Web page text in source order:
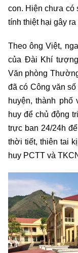
con. Hiện chưa có
tính thiệt hại gây
Theo ông Việt,
của Đài Khí
Văn phòng
đã có Công văn
huyện, thành phố
huy để chủ động
trực ban 24/24h
thời tiết, thiên tai
huy PCTT và